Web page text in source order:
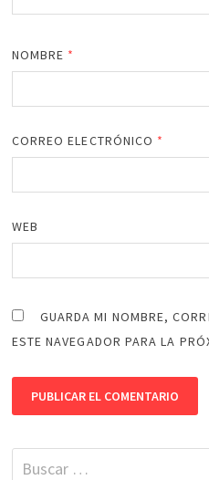
NOMBRE *
CORREO ELECTRÓNICO *
WEB
GUARDA MI NOMBRE,
ESTE NAVEGADOR PARA LA
Buscar: